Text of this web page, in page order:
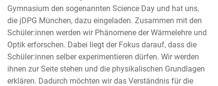
Gymnasium den sogenannten Science Day und hat uns,
die jDPG München, dazu eingeladen. Zusammen mit den
Schüler:innen werden wir Phänomene der Wärmelehre und
Optik erforschen. Dabei liegt der Fokus darauf, dass die
Schüler:innen selber experimentieren dürfen. Wir werden
ihnen zur Seite stehen und die physikalischen Grundlagen
erklären. Dadurch möchten wir das Verständnis für die